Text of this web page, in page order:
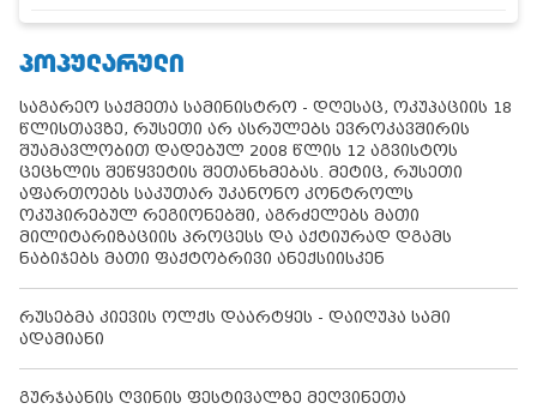
ᲞᲝᲞᲣᲚᲐᲠᲣᲚᲘ
საგარეო საქმეთა სამინისტრო - დღესაც, ოკუპაციის 18
წლისთავზე, რუსეთი არ ასრულებს ევროკავშირის
შუამავლობით დადებულ 2008 წლის 12 აგვისტოს
ცეცხლის შეწყვეტის შეთანხმებას. მეტიც, რუსეთი
აფართოებს საკუთარ უკანონო კონტროლს
ოკუპირებულ რეგიონებში, აგრძელებს მათი
მილიტარიზაციის პროცესს და აქტიურად დგამს
ნაბიჯებს მათი ფაქტობრივი ანექსიისკენ
რუსებმა კიევის ოლქს დაარტყეს - დაიღუპა სამი
ადამიანი
გურჯაანის ღვინის ფესტივალზე მეღვინეთა